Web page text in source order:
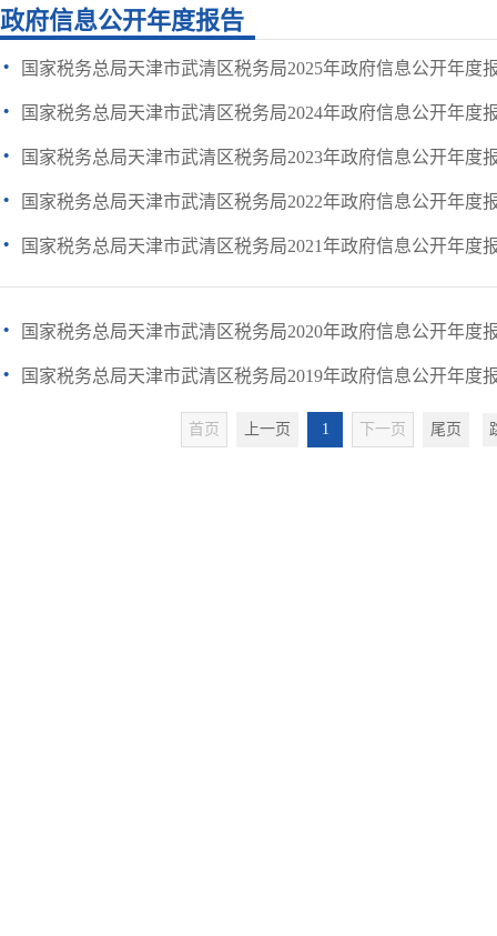
政府信息公开年度报告
· 国家税务总局天津市武清区税务局2025年政府信息公开年度
· 国家税务总局天津市武清区税务局2024年政府信息公开年度
· 国家税务总局天津市武清区税务局2023年政府信息公开年度
· 国家税务总局天津市武清区税务局2022年政府信息公开年度
· 国家税务总局天津市武清区税务局2021年政府信息公开年度
· 国家税务总局天津市武清区税务局2020年政府信息公开年度
· 国家税务总局天津市武清区税务局2019年政府信息公开年度
首页 上一页 1 下一页 尾页